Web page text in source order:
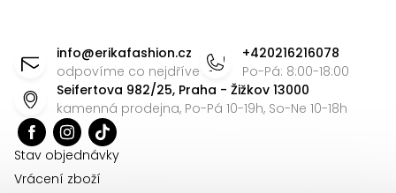
info@erikafashion.cz
odpovíme co nejdříve
+420216216078
Po-Pá: 8:00-18:00
Seifertova 982/25, Praha - Žižkov 13000
kamenná prodejna, Po-Pá 10-19h, So-Ne 10-18h
Stav objednávky
Vrácení zboží